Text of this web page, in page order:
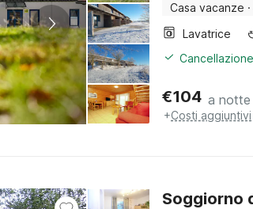
Casa vacanze ·
Lavatrice
€104 a notte
+Costi aggiuntivi
Soggiorno